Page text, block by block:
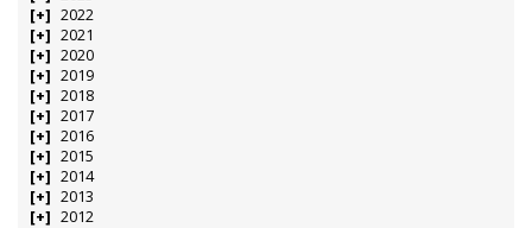
2022
2021
2020
2019
2018
2017
2016
2015
2014
2013
2012